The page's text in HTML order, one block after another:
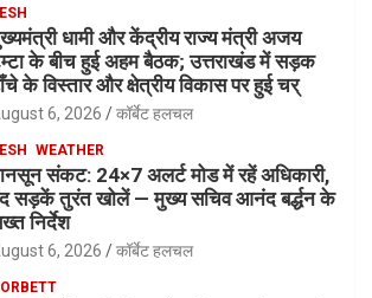
धामी और केंद्रीय राज्य मंत्री अजय
के बीच हुई अहम बैठक; उत्तराखंड में सड़क
के विस्तार और क्षेत्रीय विकास पर हुई चर्
6, 2026 कॉर्बेट हलचल
WEATHER
संकट: 24×7 अलर्ट मोड में रहें अधिकारी,
सड़कें तुरंत खोलें — मुख्य सचिव आनंद बर्द्धन के
निर्देश
6, 2026 कॉर्बेट हलचल